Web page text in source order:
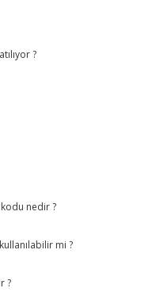
?
kodu nedir ?
mi ?
?